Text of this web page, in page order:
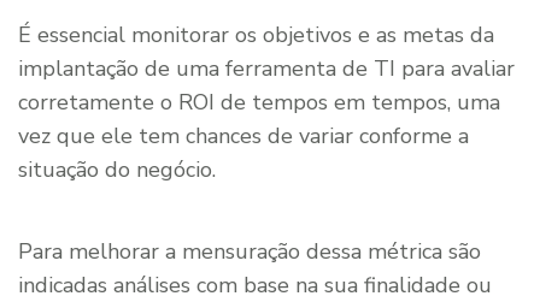
É essencial monitorar os objetivos e as metas da
implantação de uma ferramenta de TI para avaliar
corretamente o ROI de tempos em tempos, uma
vez que ele tem chances de variar conforme a
situação do negócio.
Para melhorar a mensuração dessa métrica são
indicadas análises com base na sua finalidade ou